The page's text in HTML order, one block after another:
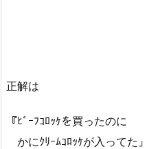
正解は
『ﾋﾞｰﾌｺﾛｯｹを買ったのに
かにｸﾘｰﾑｺﾛｯｹが入ってた』